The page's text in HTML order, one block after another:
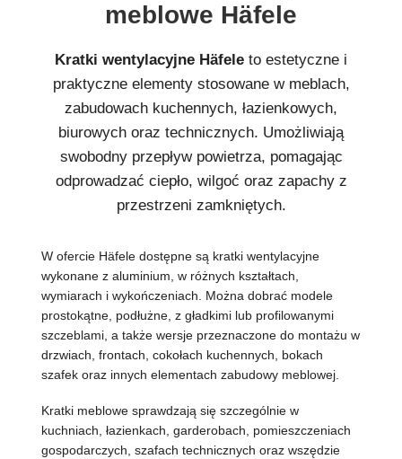
meblowe Häfele
Kratki wentylacyjne Häfele to estetyczne i
praktyczne elementy stosowane w meblach,
zabudowach kuchennych, łazienkowych,
biurowych oraz technicznych. Umożliwiają
swobodny przepływ powietrza, pomagając
odprowadzać ciepło, wilgoć oraz zapachy z
przestrzeni zamkniętych.
W ofercie Häfele dostępne są kratki wentylacyjne
wykonane z aluminium, w różnych kształtach,
wymiarach i wykończeniach. Można dobrać modele
prostokątne, podłużne, z gładkimi lub profilowanymi
szczeblami, a także wersje przeznaczone do montażu w
drzwiach, frontach, cokołach kuchennych, bokach
szafek oraz innych elementach zabudowy meblowej.
Kratki meblowe sprawdzają się szczególnie w
kuchniach, łazienkach, garderobach, pomieszczeniach
gospodarczych, szafach technicznych oraz wszędzie